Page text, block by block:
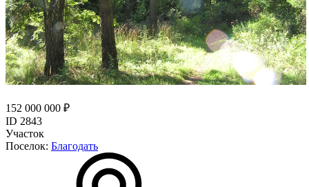
152 000 000 ₽
ID 2843
Участок
Поселок: Благодать